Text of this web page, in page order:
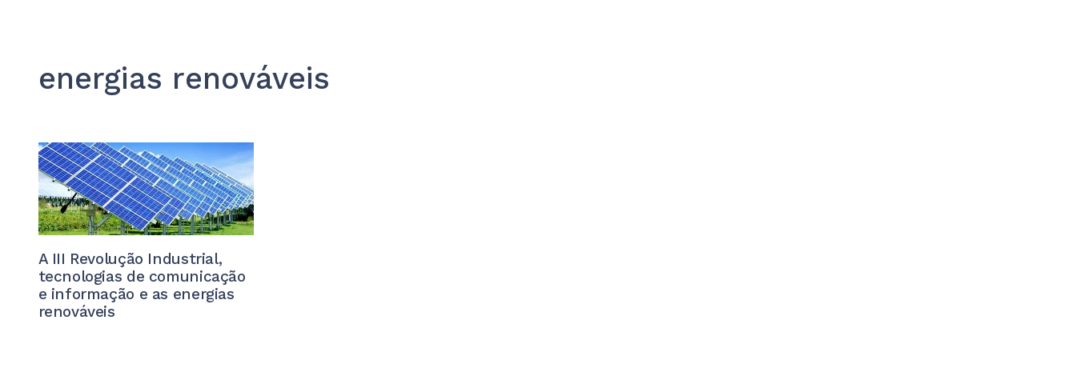
energias renováveis
A III Revolução Industrial,
tecnologias de comunicação
e informação e as energias
renováveis